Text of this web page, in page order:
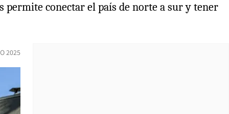
permite conectar el país de norte a sur y tener
2025